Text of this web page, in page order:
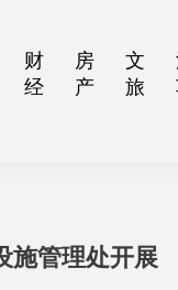
财
经
房
产
文
旅
管理处开展